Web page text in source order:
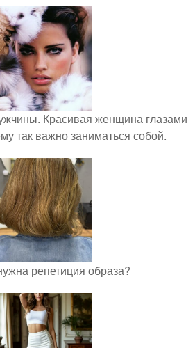
Красивая женщина глазами
так важно заниматься собой.
репетиция образа?